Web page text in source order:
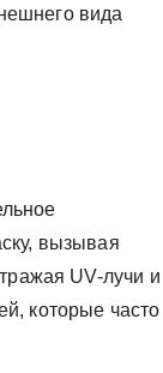
вида
вызывая
UV-лучи и
которые часто